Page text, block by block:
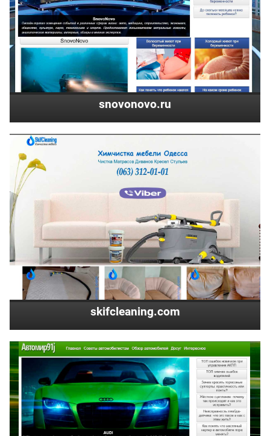
snovonovo.ru
skifcleaning.com